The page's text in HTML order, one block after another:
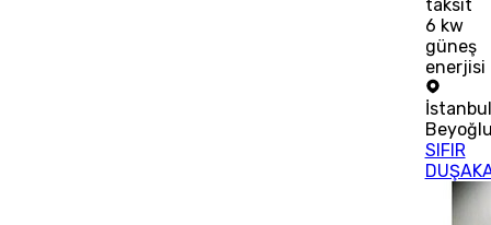
taksit
6 kw
güneş
enerjisi
İstanbul
SIFIR